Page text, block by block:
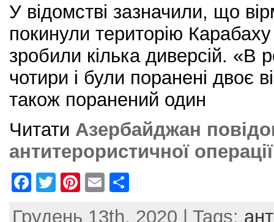
У відомстві зазначили, що
покинули територію Карабаху
зробили кілька диверсій. «В
чотири і були поранені двоє
також поранений один
Читати Азербайджан
антитерористичної
F
T
Pi
E
Грудень 13th, 2020 | Tags: